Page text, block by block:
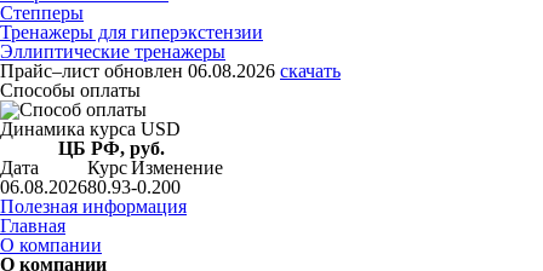
Степперы
Тренажеры для гиперэкстензии
Эллиптические тренажеры
Прайс–лист обновлен 06.08.2026 скачать
Способы оплаты
Динамика курса USD
ЦБ РФ, руб.
Дата
КурсИзменение
06.08.202680.93-0.200
Полезная информация
Главная
О компании
О компании